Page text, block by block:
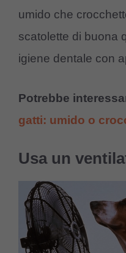
umido che
scatolette di buona
igiene dentale con
Potrebbe
gatti: umido o
Usa un